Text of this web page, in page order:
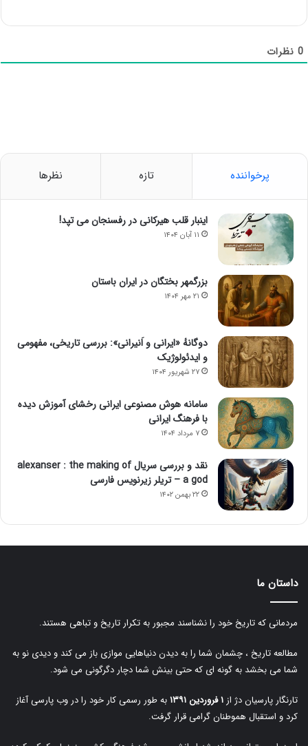
0 نظرات
پرخواننده تازه نظرها
اینبار قلب هیرکانی در رفسنجان می تپد!
۱۱ آبان ۱۴۰۴
بزرگمهر بختگان در ایران باستان
۲۱ مهر ۱۴۰۴
دوگانهٔ «ایرانی و اَنیرانی»: بررسی تاریخی، مفهومی
و ایدئولوژیک
۲۷ شهریور ۱۴۰۴
سامانه هوش مصنوعی ایرانی رخشای آموزش دیده
با فرهنگ ایرانی
۷ مرداد ۱۴۰۴
نقد و بررسی سریال alexanser : the making of
a god – تریلر زیرنویس فارسی
۲۲ بهمن ۱۴۰۲
داستان ما
مردمانی که تاریخ خود را نشناسند مجبور به تکرار تاریخ و تباهی هستند.
مطالعه تاریخ ، چشمان شما را به دیدن دنیاهایی موازی باز می کند و دیدی نو به
شما می بخشد به گونه ای که حتی بینش شما دچار دگرگونی می شود.
تارنگار پارسیان دژ از ۱ فروردین ۱۳۹۱
به طور رسمی کار خود را در وب پارسی آغاز
کرد و استقبال هموطنان گرامی قرار گرفت.